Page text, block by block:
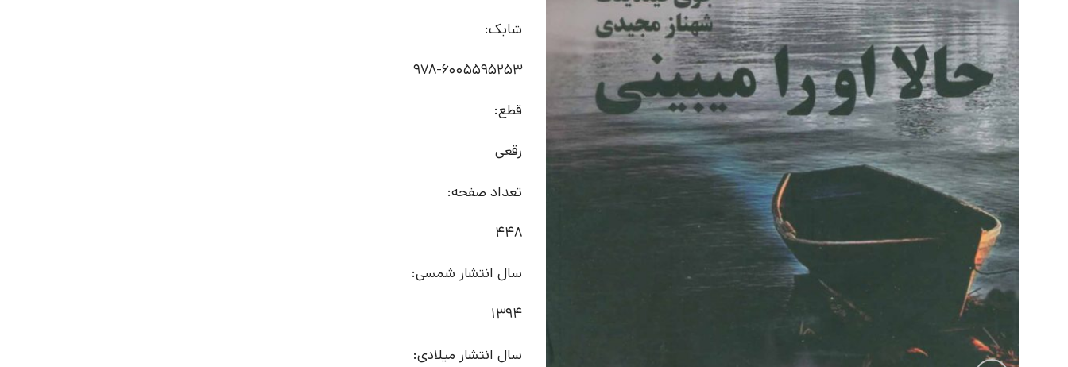
شابک:
978-6005595253
قطع:
رقعی
تعداد صفحه:
448
سال انتشار شمسی:
1394
سال انتشار میلادی: